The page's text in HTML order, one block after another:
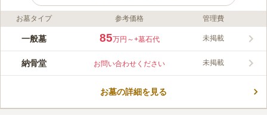
ライフドット編集部のコメント
千葉県木更津市にある浄土宗のお寺で、小湊鉄道バス「中央二丁
「与話情浮名横櫛」の切られ与三朗の相棒として有名なこうもり
安の墓があります。 本堂とは別に143坪の広い客殿があり、法事
敷地内には約30台の駐車スペースがあり、駅からも徒歩圏内にあ
この霊園はまだ誰からも評価されていません。
お墓タイプ 参考価格 管理費
一般墓 85万円～+墓石代 未掲載
納骨堂 お問い合わせください 未掲載
お墓の詳細を見る